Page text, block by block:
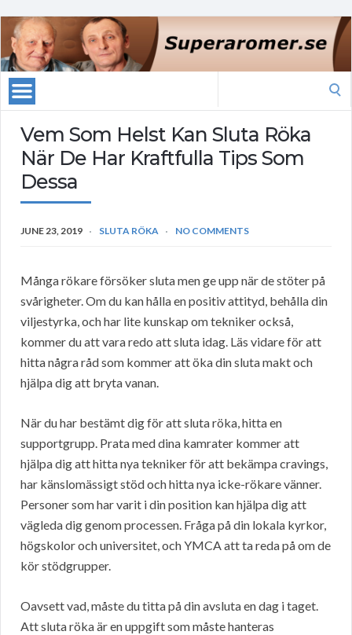
Vem Som Helst Kan Sluta Röka
När De Har Kraftfulla Tips Som
Dessa
JUNE 23, 2019 SLUTA RÖKA NO COMMENTS
Många rökare försöker sluta men ge upp när de stöter på
svårigheter. Om du kan hålla en positiv attityd, behålla din
viljestyrka, och har lite kunskap om tekniker också,
kommer du att vara redo att sluta idag. Läs vidare för att
hitta några råd som kommer att öka din sluta makt och
hjälpa dig att bryta vanan.
När du har bestämt dig för att sluta röka, hitta en
supportgrupp. Prata med dina kamrater kommer att
hjälpa dig att hitta nya tekniker för att bekämpa cravings,
har känslomässigt stöd och hitta nya icke-rökare vänner.
Personer som har varit i din position kan hjälpa dig att
vägleda dig genom processen. Fråga på din lokala kyrkor,
högskolor och universitet, och YMCA att ta reda på om de
kör stödgrupper.
Oavsett vad, måste du titta på din avsluta en dag i taget.
Att sluta röka är en uppgift som måste hanteras